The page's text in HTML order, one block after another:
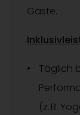
Gäste.
Täglich
(z. B.